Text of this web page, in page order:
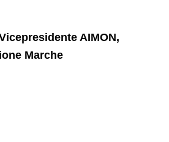
AIMON,
Marche